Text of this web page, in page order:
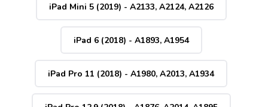
iPad Mini 5 (2019) - A2133, A2124, A2126
iPad 6 (2018) - A1893, A1954
iPad Pro 11 (2018) - A1980, A2013, A1934